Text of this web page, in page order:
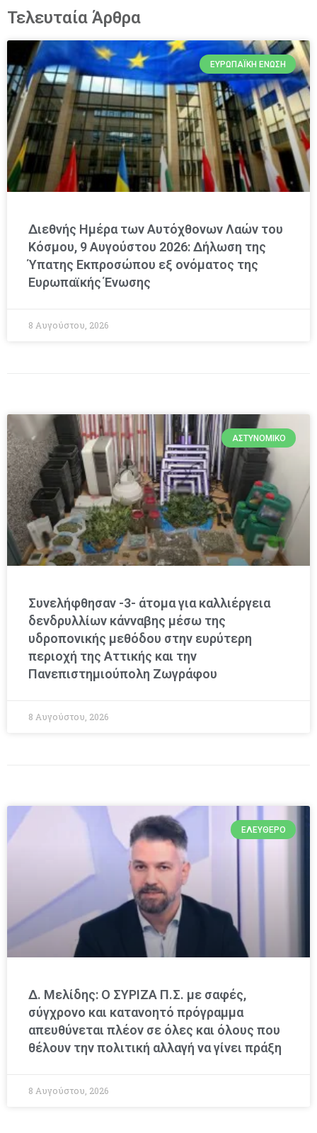
Τελευταία Άρθρα
ΕΥΡΩΠΑΪΚΉ ΈΝΩΣΗ
Διεθνής Ημέρα των Αυτόχθονων Λαών του
Κόσμου, 9 Αυγούστου 2026: Δήλωση της
Ύπατης Εκπροσώπου εξ ονόματος της
Ευρωπαϊκής Ένωσης
8 Αυγούστου, 2026
ΑΣΤΥΝΟΜΙΚΌ
Συνελήφθησαν -3- άτομα για καλλιέργεια
δενδρυλλίων κάνναβης μέσω της
υδροπονικής μεθόδου στην ευρύτερη
περιοχή της Αττικής και την
Πανεπιστημιούπολη Ζωγράφου
8 Αυγούστου, 2026
ΕΛΕΎΘΕΡΟ
Δ. Μελίδης: Ο ΣΥΡΙΖΑ Π.Σ. με σαφές,
σύγχρονο και κατανοητό πρόγραμμα
απευθύνεται πλέον σε όλες και όλους που
θέλουν την πολιτική αλλαγή να γίνει πράξη
8 Αυγούστου, 2026